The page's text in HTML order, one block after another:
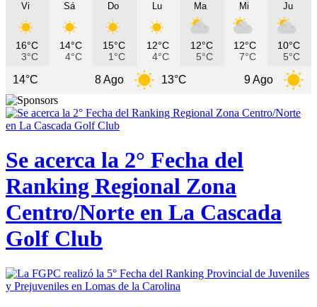
Vi
16°C
3°C
Sá
14°C
4°C
Do
15°C
1°C
Lu
12°C
4°C
Ma
12°C
5°C
Mi
12°C
7°C
Ju
10°C
5°C
13°C 11°C
Se acerca la 2° Fecha del
Ranking Regional Zona
Centro/Norte en La Cascada
Golf Club